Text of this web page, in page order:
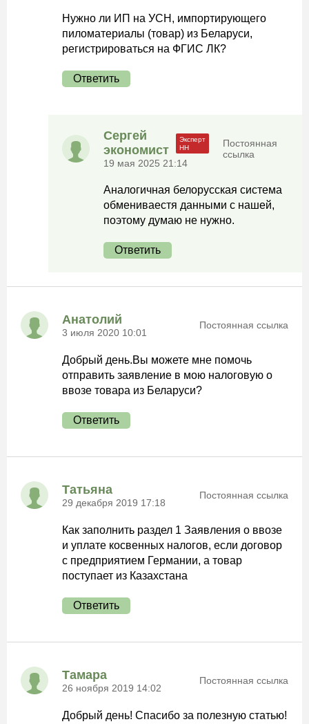
Нужно ли ИП на УСН, импортирующего
пиломатериалы (товар) из Беларуси,
регистрироваться на ФГИС ЛК?
Ответить
Сергей
экономист
19 мая 2025 21:14
Постоянная
ссылка
Аналогичная белорусская система
обмениваестя данными с нашей,
поэтому думаю не нужно.
Ответить
Анатолий
3 июля 2020 10:01
Постоянная ссылка
Добрый день.Вы можете мне помочь
отправить заявление в мою налоговую о
ввозе товара из Беларуси?
Ответить
Татьяна
29 декабря 2019 17:18
Постоянная ссылка
Как заполнить раздел 1 Заявления о ввозе
и уплате косвенных налогов, если договор
с предприятием Германии, а товар
поступает из Казахстана
Ответить
Тамара
26 ноября 2019 14:02
Постоянная ссылка
Добрый день! Спасибо за полезную статью!